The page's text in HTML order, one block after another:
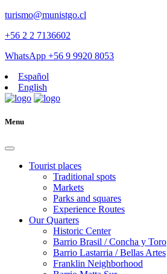
turismo@munistgo.cl
+56 2 2 7136602
WhatsApp +56 9 9920 8053
Español
English
Menu
Tourist places
Traditional spots
Markets
Parks and squares
Experience Routes
Our Quarters
Historic Center
Barrio Brasil / Concha y Toro
Barrio Lastarria / Bellas Artes
Franklin Neighborhood